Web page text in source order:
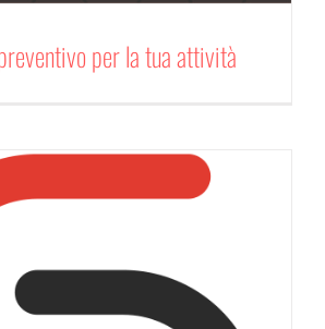
per la tua attività